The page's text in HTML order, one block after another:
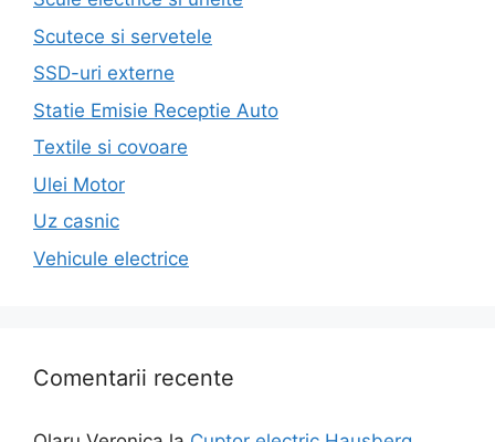
Scutece si servetele
SSD-uri externe
Statie Emisie Receptie Auto
Textile si covoare
Ulei Motor
Uz casnic
Vehicule electrice
Comentarii recente